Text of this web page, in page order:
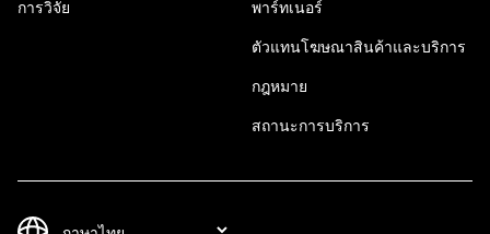
การวิจัย พาร์ทเนอร์
ตัวแทนโฆษณาสินค้าและบริการ
กฎหมาย
สถานะการบริการ